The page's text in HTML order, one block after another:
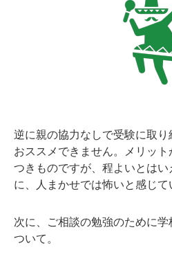
逆に親の協力なしで受験に取
おススメできません。メリッ
つきものですが、程よいとは
に、人まかせでは怖いと感じて
次に、ご相談の勉強のために
ついて。